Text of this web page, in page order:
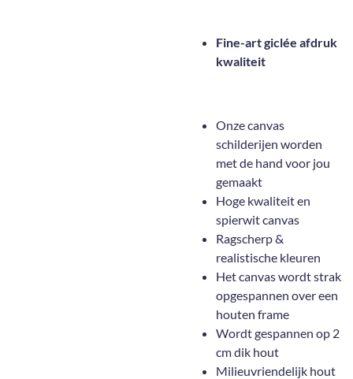
Fine-art giclée afdruk
kwaliteit
Onze canvas
schilderijen worden
met de hand voor jou
gemaakt
Hoge kwaliteit en
spierwit canvas
Ragscherp &
realistische kleuren
Het canvas wordt strak
opgespannen over een
houten frame
Wordt gespannen op 2
cm dik hout
Milieuvriendelijk hout